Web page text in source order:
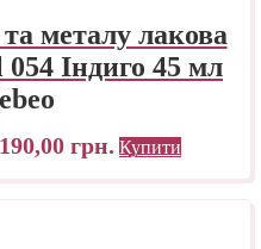
металу лакова
Індиго 45 мл
190,00 грн. Купити